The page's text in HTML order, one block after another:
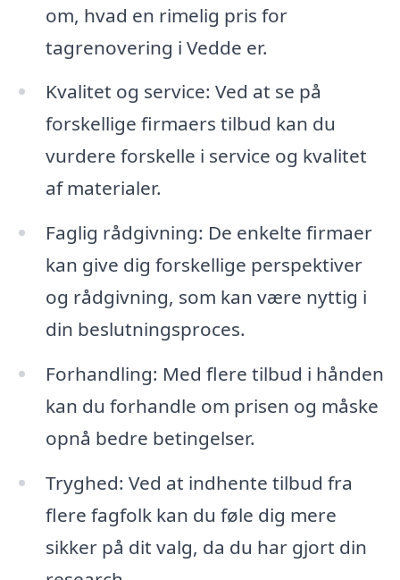
om, hvad en rimelig pris for
tagrenovering i Vedde er.
Kvalitet og service: Ved at se på
forskellige firmaers tilbud kan du
vurdere forskelle i service og kvalitet
af materialer.
Faglig rådgivning: De enkelte firmaer
kan give dig forskellige perspektiver
og rådgivning, som kan være nyttig i
din beslutningsproces.
Forhandling: Med flere tilbud i hånden
kan du forhandle om prisen og måske
opnå bedre betingelser.
Tryghed: Ved at indhente tilbud fra
flere fagfolk kan du føle dig mere
sikker på dit valg, da du har gjort din